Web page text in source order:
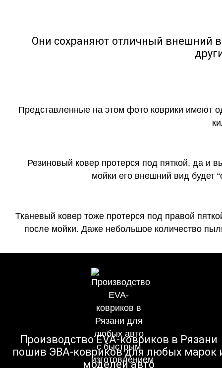
Они сохраняют отличный внешний
Представленные на этом фото коврики имеют
Резиновый ковер протерся под пяткой, да и
мойки его внешний вид будет
Тканевый ковер тоже протерся под правой
после мойки. Даже небольшое количество
Производство EVA-ковриков в Рязани
пошив ЭВА-ковриков для любых марок
моделей авто